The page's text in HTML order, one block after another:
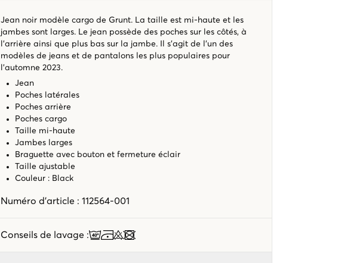
Jean noir modèle cargo de Grunt. La taille est mi-haute et les
jambes sont larges. Le jean possède des poches sur les côtés, à
l'arrière ainsi que plus bas sur la jambe. Il s'agit de l'un des
modèles de jeans et de pantalons les plus populaires pour
l'automne 2023.
Jean
Poches latérales
Poches arrière
Poches cargo
Taille mi-haute
Jambes larges
Braguette avec bouton et fermeture éclair
Taille ajustable
Couleur : Black
Numéro d'article : 112564-001
Conseils de lavage :